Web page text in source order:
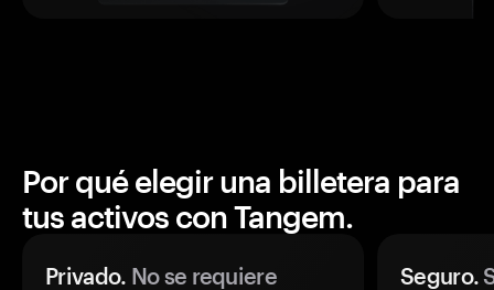
Por qué elegir una billetera para
tus activos con Tangem.
Privado. No se requiere
Seguro.